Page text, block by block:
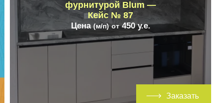
фурнитурой Blum —
Кейс № 87
Цена(м/п) от450у.е.
Заказать